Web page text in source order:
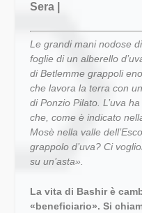
Sera |
Le grandi mani nodose
foglie di un alberello
di Betlemme grappoli
che lavora la terra con
di Ponzio Pilato. L’uva
che, come è indicato
Mosè nella valle
grappolo d’uva? Ci
su un’asta».
La vita di Bashir è
«beneficiario». Si